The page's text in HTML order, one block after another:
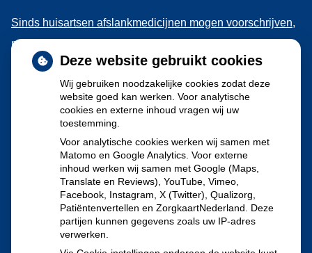
Sinds huisartsen afslankmedicijnen mogen voorschrijven,
neemt gebruik toe
Schurft sinds corona geen vergeten ziekte meer: aantal
uitbraken fors gestegen
Stoppen met afslankmedicijnen betekent zonder
leefstijlaanpassingen weer gewichtstoename
Kookadvies drinkwater in provincie Utrecht vanwege
besmetting
Terugroepactie babyvoeding Nestlé: bacterie kan baby’s
ziek maken
Deze website gebruikt cookies
Wij gebruiken noodzakelijke cookies zodat deze
website goed kan werken. Voor analytische
cookies en externe inhoud vragen wij uw
toestemming.
Voor analytische cookies werken wij samen met
Matomo en Google Analytics. Voor externe
inhoud werken wij samen met Google (Maps,
Translate en Reviews), YouTube, Vimeo,
Facebook, Instagram, X (Twitter), Qualizorg,
Patiëntenvertellen en ZorgkaartNederland. Deze
partijen kunnen gegevens zoals uw IP-adres
verwerken.